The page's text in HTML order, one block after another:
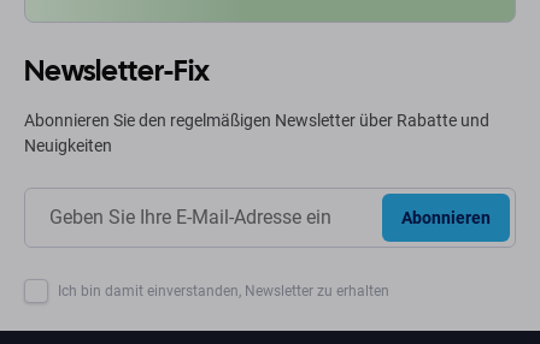
Newsletter-Fix
Abonnieren Sie den regelmäßigen Newsletter über Rabatte und
Neuigkeiten
Abonnieren
Ich bin damit einverstanden, Newsletter zu erhalten